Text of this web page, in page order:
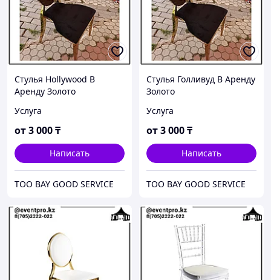
Стулья Hollywood В
Аренду Золото
Услуга
от3 000₸
Написать
ТОО BAY GOOD SERVICE
Стулья Голливуд В Аренду
Золото
Услуга
от3 000₸
Написать
ТОО BAY GOOD SERVICE